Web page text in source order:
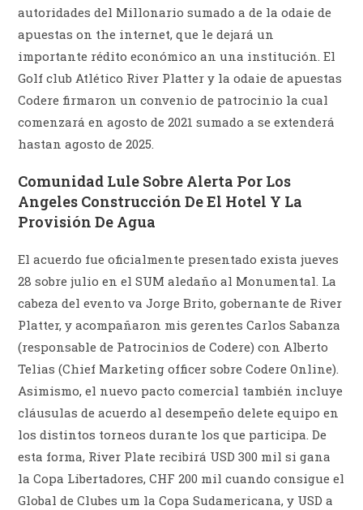
autoridades del Millonario sumado a de la odaie de
apuestas on the internet, que le dejará un
importante rédito económico an una institución. El
Golf club Atlético River Platter y la odaie de apuestas
Codere firmaron un convenio de patrocinio la cual
comenzará en agosto de 2021 sumado a se extenderá
hastan agosto de 2025.
Comunidad Lule Sobre Alerta Por Los
Angeles Construcción De El Hotel Y La
Provisión De Agua
El acuerdo fue oficialmente presentado exista jueves
28 sobre julio en el SUM aledaño al Monumental. La
cabeza del evento va Jorge Brito, gobernante de River
Platter, y acompañaron mis gerentes Carlos Sabanza
(responsable de Patrocinios de Codere) con Alberto
Telias (Chief Marketing officer sobre Codere Online).
Asimismo, el nuevo pacto comercial también incluye
cláusulas de acuerdo al desempeño delete equipo en
los distintos torneos durante los que participa. De
esta forma, River Plate recibirá USD 300 mil si gana
la Copa Libertadores, CHF 200 mil cuando consigue el
Global de Clubes um la Copa Sudamericana, y USD a